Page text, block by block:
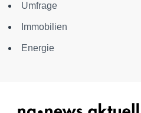
Umfrage
Immobilien
Energie